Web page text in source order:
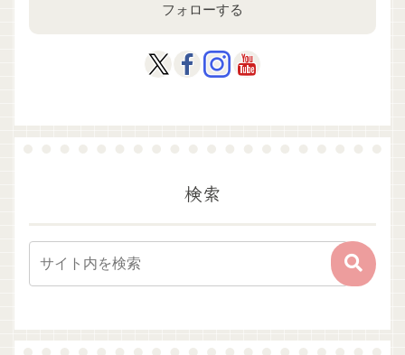
フォローする
検索